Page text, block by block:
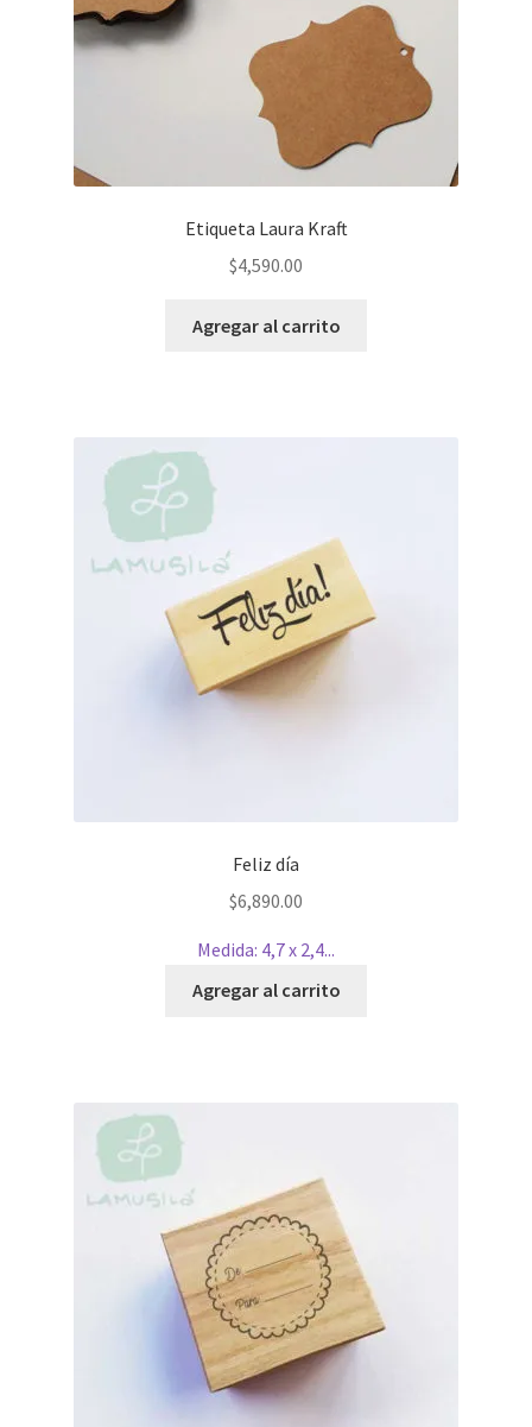
Etiqueta Laura Kraft
$4,590.00
Agregar al carrito
Feliz día
$6,890.00
Medida: 4,7 x 2,4...
Agregar al carrito